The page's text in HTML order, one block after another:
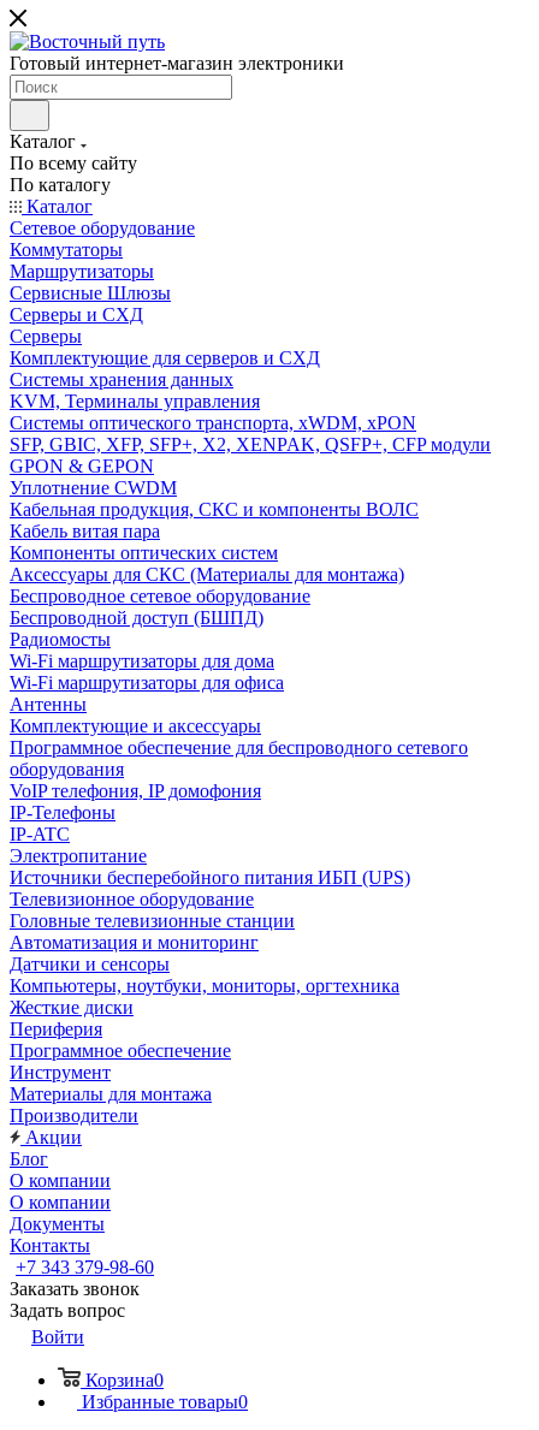
Готовый интернет-магазин электроники
Каталог
По всему сайту
По каталогу
Каталог
Сетевое оборудование
Коммутаторы
Маршрутизаторы
Сервисные Шлюзы
Серверы и СХД
Серверы
Комплектующие для серверов и СХД
Системы хранения данных
KVM, Терминалы управления
Системы оптического транспорта, xWDM, xPON
SFP, GBIC, XFP, SFP+, X2, XENPAK, QSFP+, CFP модули
GPON & GEPON
Уплотнение CWDM
Кабельная продукция, СКС и компоненты ВОЛС
Кабель витая пара
Компоненты оптических систем
Аксессуары для СКС (Материалы для монтажа)
Беспроводное сетевое оборудование
Беспроводной доступ (БШПД)
Радиомосты
Wi-Fi маршрутизаторы для дома
Wi-Fi маршрутизаторы для офиса
Антенны
Комплектующие и аксессуары
Программное обеспечение для беспроводного сетевого
оборудования
VoIP телефония, IP домофония
IP-Телефоны
IP-ATC
Электропитание
Источники бесперебойного питания ИБП (UPS)
Телевизионное оборудование
Головные телевизионные станции
Автоматизация и мониторинг
Датчики и сенсоры
Компьютеры, ноутбуки, мониторы, оргтехника
Жесткие диски
Периферия
Программное обеспечение
Инструмент
Материалы для монтажа
Производители
Акции
Блог
О компании
О компании
Документы
Контакты
+7 343 379-98-60
Заказать звонок
Задать вопрос
Войти
Корзина0
Избранные товары0